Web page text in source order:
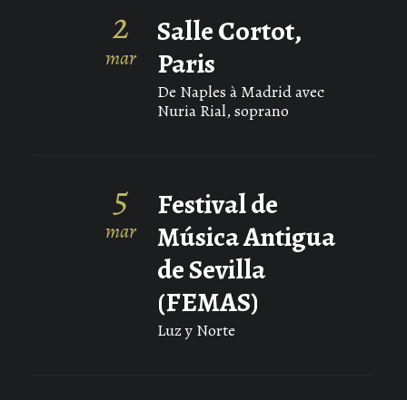
2
mar
Salle Cortot,
Paris
De Naples à Madrid avec
Nuria Rial, soprano
5
mar
Festival de
Música Antigua
de Sevilla
(FEMAS)
Luz y Norte